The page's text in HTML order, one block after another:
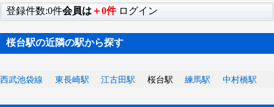
登録件数:0件会員は ＋0件 ログイン
桜台駅の近隣の駅から探す
西武池袋線 東長崎駅 江古田駅 桜台駅 練馬駅 中村橋駅